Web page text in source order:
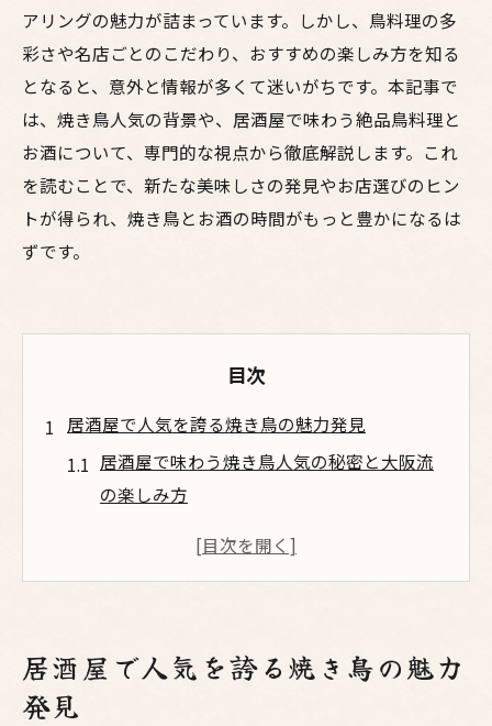
アリングの魅力が詰まっています。しかし、鳥料理の多
彩さや名店ごとのこだわり、おすすめの楽しみ方を知る
となると、意外と情報が多くて迷いがちです。本記事で
は、焼き鳥人気の背景や、居酒屋で味わう絶品鳥料理と
お酒について、専門的な視点から徹底解説します。これ
を読むことで、新たな美味しさの発見やお店選びのヒン
トが得られ、焼き鳥とお酒の時間がもっと豊かになるは
ずです。
目次
居酒屋で人気を誇る焼き鳥の魅力発見
居酒屋で味わう焼き鳥人気の秘密と大阪流
の楽しみ方
梅田で注目の鳥料理と焼鳥が愛される理由
お酒と焼鳥が生み出す大阪居酒屋ならでは
居酒屋で人気を誇る焼き鳥の魅力
発見